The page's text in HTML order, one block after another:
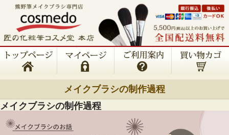
メイクブラシの制作過程
メイクブラシの制作過程